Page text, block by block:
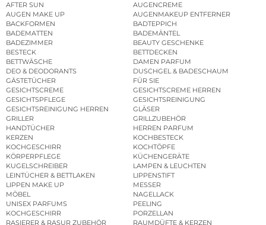
AFTER SUN
AUGENCREME
AUGEN MAKE UP
AUGENMAKEUP ENTFERNER
BACKFORMEN
BADTEPPICH
BADEMATTEN
BADEMÄNTEL
BADEZIMMER
BEAUTY GESCHENKE
BESTECK
BETTDECKEN
BETTWÄSCHE
DAMEN PARFUM
DEO & DEODORANTS
DUSCHGEL & BADESCHAUM
GÄSTETÜCHER
FÜR SIE
GESICHTSCREME
GESICHTSCREME HERREN
GESICHTSPFLEGE
GESICHTSREINIGUNG
GESICHTSREINIGUNG HERREN
GLÄSER
GRILLER
GRILLZUBEHÖR
HANDTÜCHER
HERREN PARFUM
KERZEN
KOCHBESTECK
KOCHGESCHIRR
KOCHTÖPFE
KÖRPERPFLEGE
KÜCHENGERÄTE
KUGELSCHREIBER
LAMPEN & LEUCHTEN
LEINTÜCHER & BETTLAKEN
LIPPENSTIFT
LIPPEN MAKE UP
MESSER
MÖBEL
NAGELLACK
UNISEX PARFUMS
PEELING
KOCHGESCHIRR
PORZELLAN
RASIERER & RASUR ZUBEHÖR
RAUMDÜFTE & KERZEN